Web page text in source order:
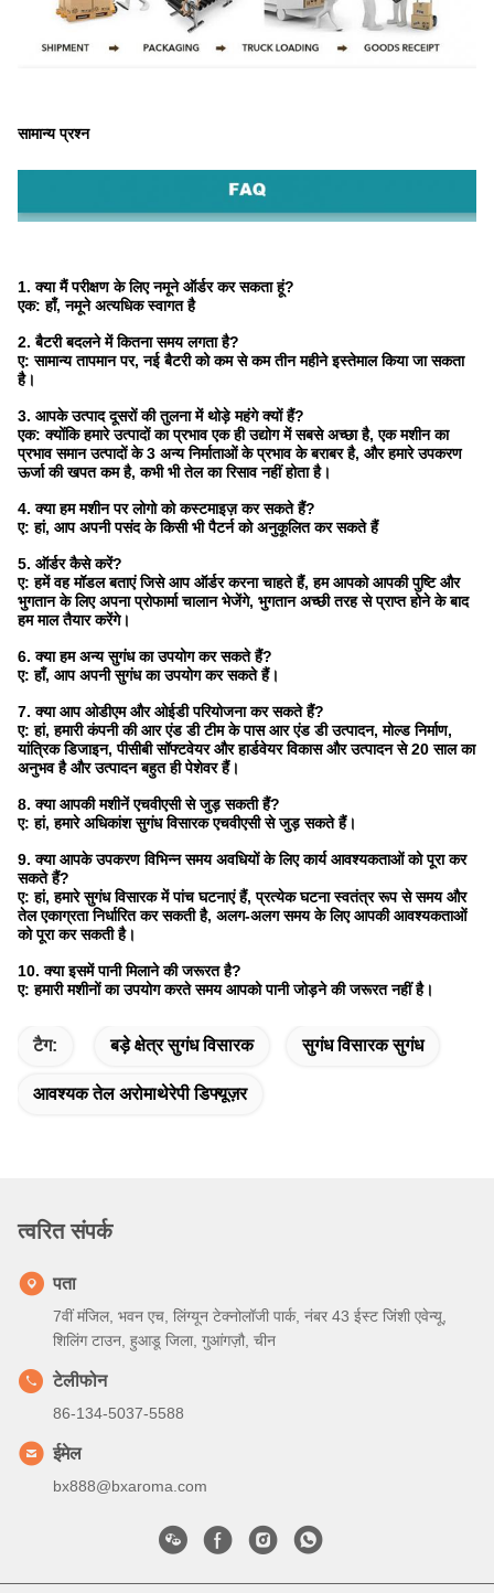
सामान्य प्रश्न
1. क्या मैं परीक्षण के लिए नमूने ऑर्डर कर सकता हूं?
एक: हाँ, नमूने अत्यधिक स्वागत है
2. बैटरी बदलने में कितना समय लगता है?
ए: सामान्य तापमान पर, नई बैटरी को कम से कम तीन महीने इस्तेमाल किया जा सकता
है।
3. आपके उत्पाद दूसरों की तुलना में थोड़े महंगे क्यों हैं?
एक: क्योंकि हमारे उत्पादों का प्रभाव एक ही उद्योग में सबसे अच्छा है, एक मशीन का
प्रभाव समान उत्पादों के 3 अन्य निर्माताओं के प्रभाव के बराबर है, और हमारे उपकरण
ऊर्जा की खपत कम है, कभी भी तेल का रिसाव नहीं होता है।
4. क्या हम मशीन पर लोगो को कस्टमाइज़ कर सकते हैं?
ए: हां, आप अपनी पसंद के किसी भी पैटर्न को अनुकूलित कर सकते हैं
5. ऑर्डर कैसे करें?
ए: हमें वह मॉडल बताएं जिसे आप ऑर्डर करना चाहते हैं, हम आपको आपकी पुष्टि और
भुगतान के लिए अपना प्रोफार्मा चालान भेजेंगे, भुगतान अच्छी तरह से प्राप्त होने के बाद
हम माल तैयार करेंगे।
6. क्या हम अन्य सुगंध का उपयोग कर सकते हैं?
ए: हाँ, आप अपनी सुगंध का उपयोग कर सकते हैं।
7. क्या आप ओडीएम और ओईडी परियोजना कर सकते हैं?
ए: हां, हमारी कंपनी की आर एंड डी टीम के पास आर एंड डी उत्पादन, मोल्ड निर्माण,
यांत्रिक डिजाइन, पीसीबी सॉफ्टवेयर और हार्डवेयर विकास और उत्पादन से 20 साल का
अनुभव है और उत्पादन बहुत ही पेशेवर हैं।
8. क्या आपकी मशीनें एचवीएसी से जुड़ सकती हैं?
ए: हां, हमारे अधिकांश सुगंध विसारक एचवीएसी से जुड़ सकते हैं।
9. क्या आपके उपकरण विभिन्न समय अवधियों के लिए कार्य आवश्यकताओं को पूरा कर
सकते हैं?
ए: हां, हमारे सुगंध विसारक में पांच घटनाएं हैं, प्रत्येक घटना स्वतंत्र रूप से समय और
तेल एकाग्रता निर्धारित कर सकती है, अलग-अलग समय के लिए आपकी आवश्यकताओं
को पूरा कर सकती है।
10. क्या इसमें पानी मिलाने की जरूरत है?
ए: हमारी मशीनों का उपयोग करते समय आपको पानी जोड़ने की जरूरत नहीं है।
टैग: बड़े क्षेत्र सुगंध विसारक सुगंध विसारक सुगंध
आवश्यक तेल अरोमाथेरेपी डिफ्यूज़र
त्वरित संपर्क
पता
7वीं मंजिल, भवन एच, लिंग्यून टेक्नोलॉजी पार्क, नंबर 43 ईस्ट जिंशी एवेन्यू,
शिलिंग टाउन, हुआडू जिला, गुआंगज़ौ, चीन
टेलीफोन
86-134-5037-5588
ईमेल
bx888@bxaroma.com